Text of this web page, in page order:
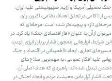
جنگ تحمیلی آمریکا و رژیم صهیونیستی علیه ایران،
پس از ناکامی در تحقق اهداف نظامی، اکنون وارد
مرحله‌ای تازه و پیچیده‌تر شده است؛ مرحله‌ای که
می‌توان از آن به عنوان «فاز اقتصادی جنگ» یاد کرد. در
این شرایط، ابزارهایی همچون فشار بر بازار انرژی، تهدید
مسیرهای تجاری، ایجاد نااطمینانی در اقتصاد و جنگ
روانی علیه افکار عمومی، به مهم‌ترین سلاح‌های
دشمن تبدیل شده‌اند؛ راهبردی که هدف اصلی آن،
تحت فشار قرار دادن معیشت مردم و ایجاد اختلال در